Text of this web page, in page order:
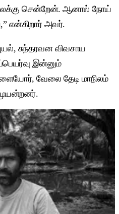
சென்றேன். ஆனால் நோய்
என்கிறார் அவர்.
சுந்தரவன விவசாய
இன்னும்
வேலை தேடி மாநிலம்